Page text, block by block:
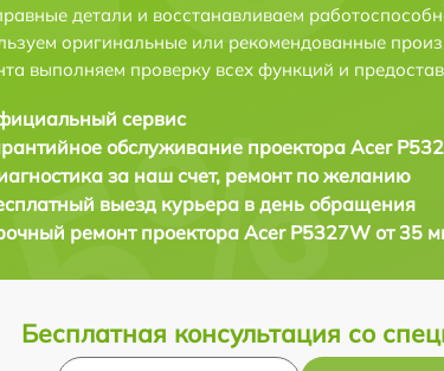
детали и восстанавливаем
оригинальные или рекомендованные
выполняем проверку всех функций и
сервис
обслуживание проектора Acer
за наш счет, ремонт по желанию
выезд курьера в день обращения
ремонт проектора Acer P5327W от 35
Бесплатная консультация со